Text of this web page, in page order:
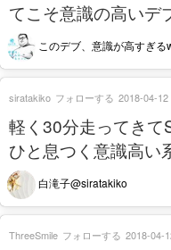
てこそ意識の高いデ
このデブ、意識が高すぎる
軽く30分走ってき
ひと息つく意識高い
白滝子@siratakiko
siratakiko フォローする 2018-04-12
ThreeSmile フォローする 2018-04-